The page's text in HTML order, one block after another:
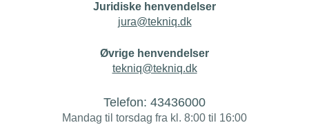
Juridiske henvendelser
jura@tekniq.dk
Øvrige henvendelser
tekniq@tekniq.dk
Telefon: 43436000
Mandag til torsdag fra kl. 8:00 til 16:00